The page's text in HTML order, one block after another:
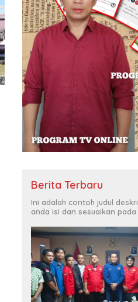
Berita Terbaru
Ini adalah contoh judul
anda isi dan sesuaikan